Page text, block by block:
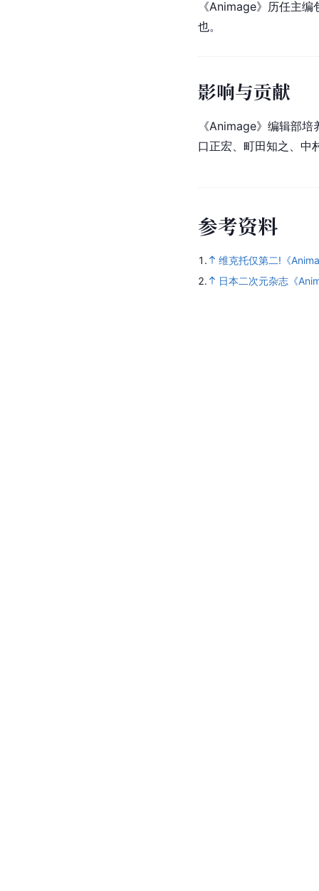
《Animage》历任主编
也。
影响与贡献
《Animage》编辑部
口正宏、町田知之、中
参考资料
1.
维克托仅第二!《
2.
日本二次元杂志《